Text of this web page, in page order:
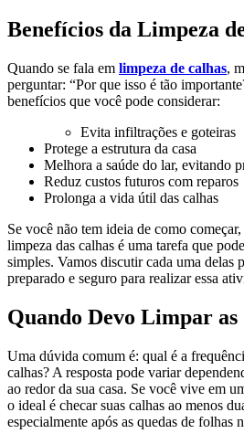
Benefícios da Limpeza
Quando se fala em limpeza de calhas,
perguntar: “Por que isso é tão
benefícios que você pode considerar:
Evita infiltrações e goteiras
Protege a estrutura da casa
Melhora a saúde do lar, evitando
Reduz custos futuros com reparos
Prolonga a vida útil das calhas
Se você não tem ideia de como
limpeza das calhas é uma tarefa que
simples. Vamos discutir cada uma delas
preparado e seguro para realizar essa
Quando Devo Limpar as
Uma dúvida comum é: qual é a
calhas? A resposta pode variar
ao redor da sua casa. Se você vive em
o ideal é checar suas calhas ao menos
especialmente após as quedas de folhas